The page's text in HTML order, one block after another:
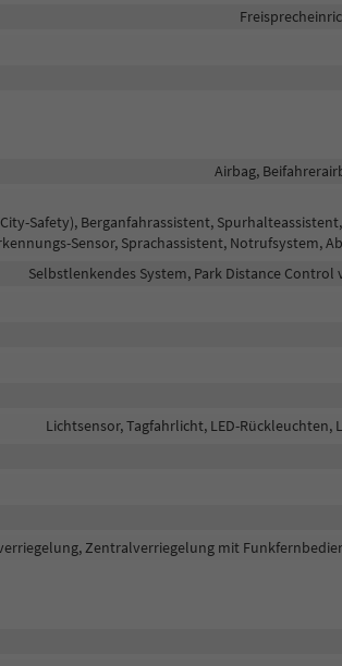
Airbag,
Safety), Berganfahrassistent,
Sensor, Sprachassistent, Notrufsystem,
Selbstlenkendes System, Park Distance
Lichtsensor, Tagfahrlicht, LED-Rückleuchten,
Zentralverriegelung mit